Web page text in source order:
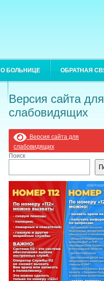
О БОЛЬНИЦЕ ОБРАТНАЯ
Версия сайта для
слабовидящих
Версия сайта для
слабовидящих
Поиск